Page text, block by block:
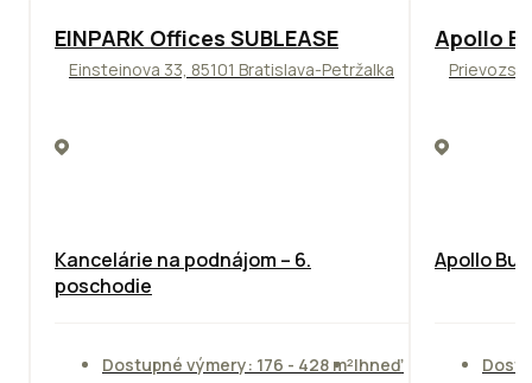
TOP ODPORÚČAME
EINPARK Offices SUBLEASE
Einsteinova 33, 85101 Bratislava-Petržalka
Kancelárie na podnájom – 6.
poschodie
Dostupné výmery: 176 - 428 m²Ihneď
TOP
Apollo
Apollo